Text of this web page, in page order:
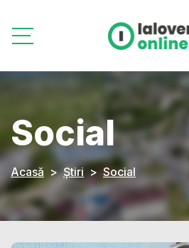
Social
Acasă Știri Social